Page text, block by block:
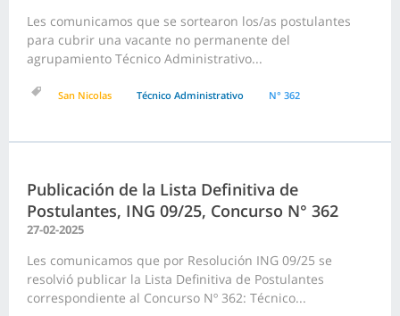
Les comunicamos que se sortearon los/as postulantes
para cubrir una vacante no permanente del
agrupamiento Técnico Administrativo...
San Nicolas Técnico Administrativo N° 362
Publicación de la Lista Definitiva de
Postulantes, ING 09/25, Concurso N° 362
27-02-2025
Les comunicamos que por Resolución ING 09/25 se
resolvió publicar la Lista Definitiva de Postulantes
correspondiente al Concurso Nº 362: Técnico...